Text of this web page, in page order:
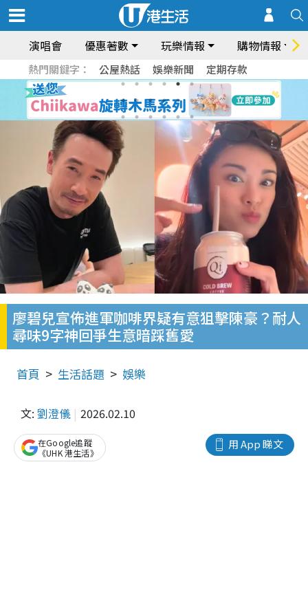
演唱會 優惠著數 玩樂情報 購物情報
熱門關鍵字： 公屋熱話 娛樂新聞 定期存款
廖碧兒宣佈進軍咖啡界疑有意狙擊陳豪？耐人
尋味9字神回爭生意暗踩舊愛
首頁 生活話題 娛樂
文: 劉澄儀 2026.02.10
用 App 睇文
在Google追蹤
《UHK 港生活》